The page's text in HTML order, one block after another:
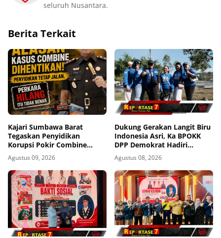
seluruh Nusantara.
Berita Terkait
Kajari Sumbawa Barat
Tegaskan Penyidikan
Korupsi Pokir Combine
Tetap Berjalan, Agung: Tidak
Ada Alasan Kasus
Dihentikan
Agustus 09, 2026
Dukung Gerakan Langit Biru
Indonesia Asri, Ka BPOKK
DPP Demokrat Hadiri
Kegiatan di Loteng
Agustus 08, 2026